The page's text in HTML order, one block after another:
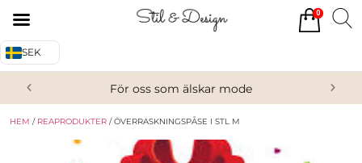
SEK
För oss som älskar mode
HEM / REAPRODUKTER / ÖVERRASKNINGSPÅSE I STL M
0
Alla produkter
Om oss